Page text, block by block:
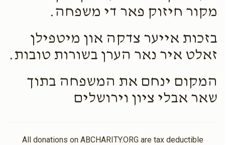
מקור חיזוק פאר די משפחה.
בזכות אייער צדקה און מיטפילן
זאלט איר נאר הערן בשורות טובות.
המקום ינחם את המשפחה בתוך
שאר אבלי ציון וירושלים
All donations on ABCHARITY.ORG are tax deductible